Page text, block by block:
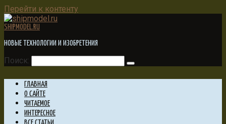
Перейти к контенту
SHIPMODEL.RU
НОВЫЕ ТЕХНОЛОГИИ И ИЗОБРЕТЕНИЯ
Поиск:
ГЛАВНАЯ
О САЙТЕ
ЧИТАЕМОЕ
ИНТЕРЕСНОЕ